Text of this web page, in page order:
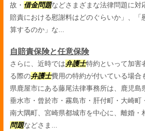
故・ 借金問題などさまざまな法律問題に対
賠責における慰謝料はどのぐらいか」、「
算するのか」な...
自賠責保険と任意保険
さらに、近時では弁護士特約といって加害
る際の弁護士費用の特約が付いている場合
県鹿屋市にある藤尾法律事務所は、鹿児島
垂水市・曾於市・霧島市・肝付町・大崎町
南大隅町、宮崎県都城市を中心に、離婚・
問題などさま...